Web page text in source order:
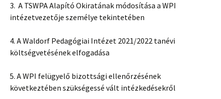
3. A TSWPA Alapító Okiratának módosítása a WPI
intézetvezetője személye tekintetében
4. A Waldorf Pedagógiai Intézet 2021/2022 tanévi
költségvetésének elfogadása
5. A WPI felügyelő bizottsági ellenőrzésének
következtében szükségessé vált intézkedésekről